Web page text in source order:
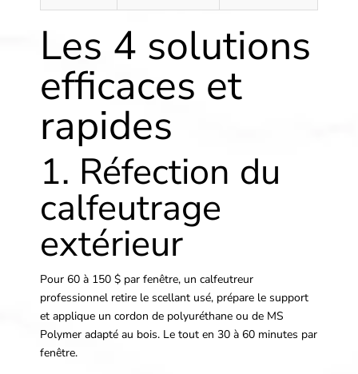
Les 4 solutions
efficaces et
rapides
1. Réfection du
calfeutrage
extérieur
Pour 60 à 150 $ par fenêtre, un calfeutreur
professionnel retire le scellant usé, prépare le support
et applique un cordon de polyuréthane ou de MS
Polymer adapté au bois. Le tout en 30 à 60 minutes par
fenêtre.